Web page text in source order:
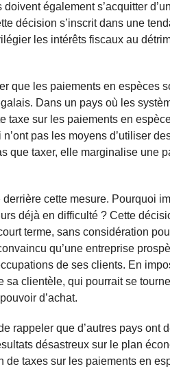
également s’acquitter
décision s’inscrit dans une
les intérêts fiscaux au
que les paiements en espèces
Dans un pays où les
taxe sur les paiements en
pas les moyens d’utiliser
que taxer, elle marginalise une
cette mesure. Pourquoi
déjà en difficulté ? Cette
terme, sans considération
qu’une entreprise
de ses clients. En
clientèle, qui pourrait se
d’achat.
rappeler que d’autres pays ont
désastreux sur le plan
de taxes sur les paiements en